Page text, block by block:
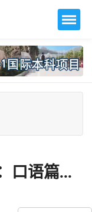
口语篇...